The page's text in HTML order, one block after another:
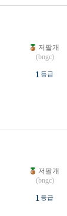
저팔개
(bngc)
1 등급
저팔개
(bngc)
1 등급